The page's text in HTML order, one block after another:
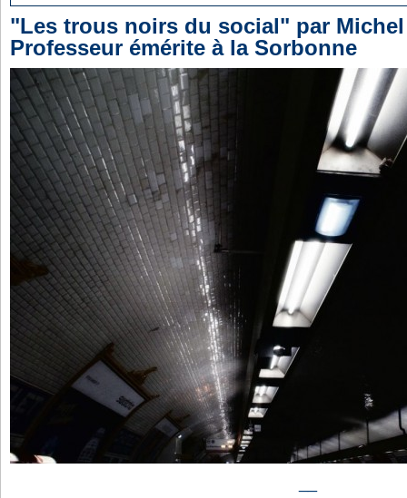
"Les trous noirs du social" par
Professeur émérite à la Sorbonne